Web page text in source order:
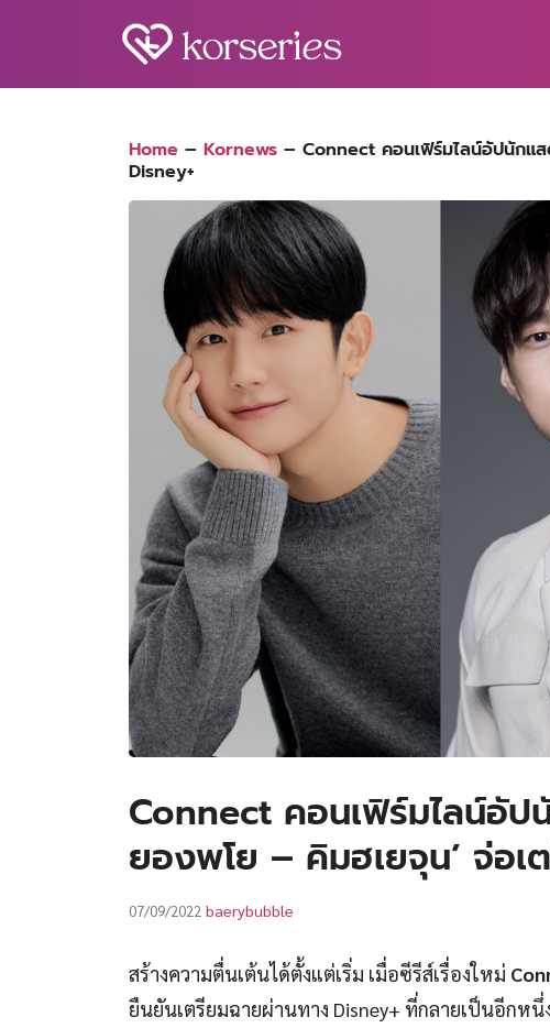
Home – Kornews – Connect คอนเฟิร์มไลน์อัปนักแ
Disney+
Connect คอนเฟิร์มไลน์อั
ยองพโย – คิมฮเยจุน’ จ่อเ
07/09/2022 baerybubble
สร้างความตื่นเต้นได้ตั้งแต่เริ่ม เมื่อซีรีส์เรื่องใหม่
ยืนยันเตรียมฉายผ่านทาง Disney+ ที่กลายเป็นอีก